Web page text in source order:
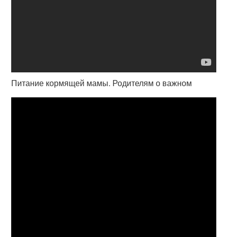
Питание кормящей мамы. Родителям о важном